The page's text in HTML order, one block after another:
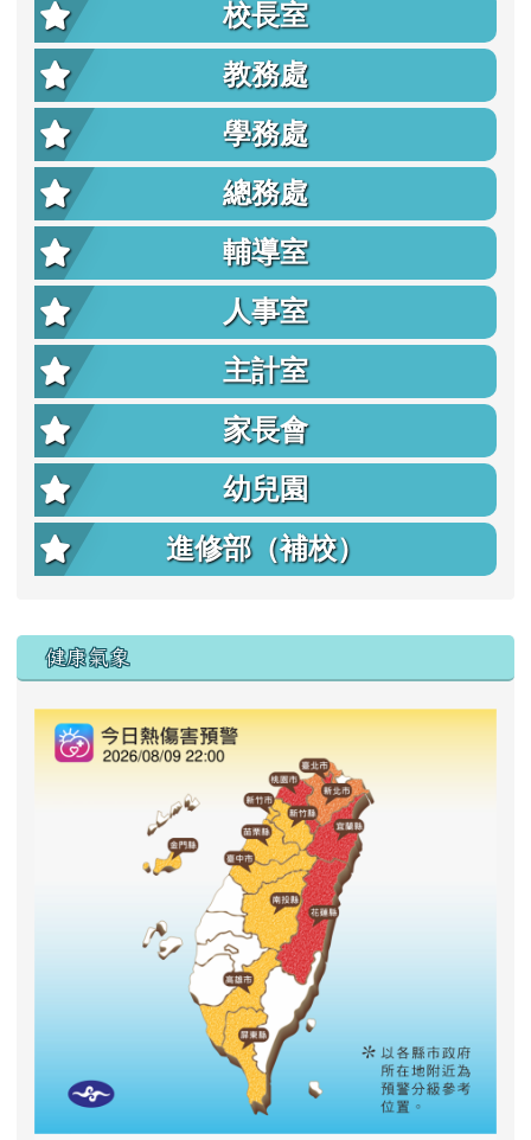
校長室
教務處
學務處
總務處
輔導室
人事室
主計室
家長會
幼兒園
進修部（補校）
右邊區域內容
健康氣象